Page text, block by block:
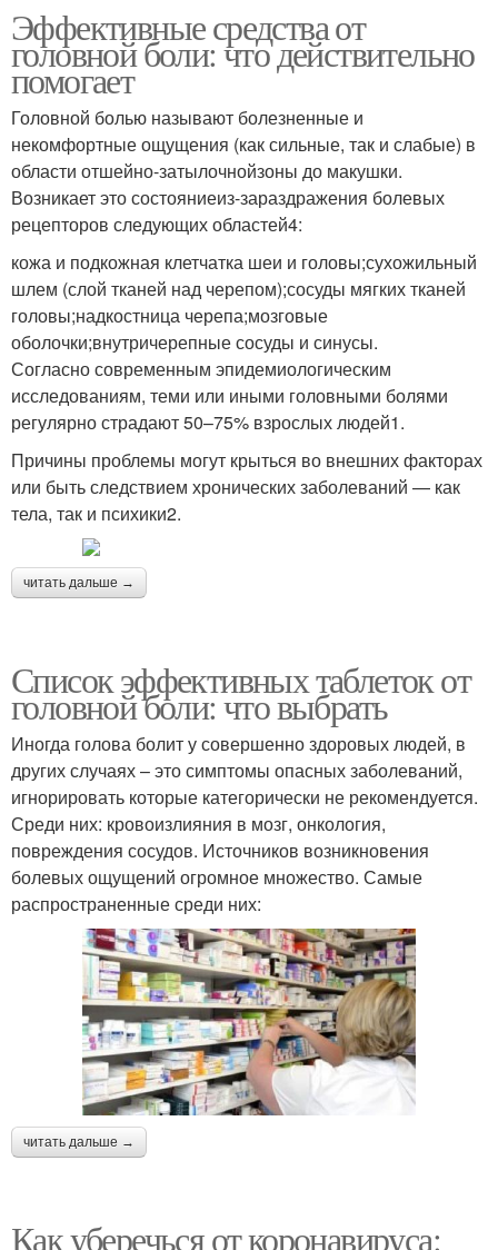
Эффективные средства от
головной боли: что действительно
помогает
Головной болью называют болезненные и
некомфортные ощущения (как сильные, так и слабые) в
области отшейно-затылочнойзоны до макушки.
Возникает это состояниеиз-зараздражения болевых
рецепторов следующих областей4:
кожа и подкожная клетчатка шеи и головы;сухожильный
шлем (слой тканей над черепом);сосуды мягких тканей
головы;надкостница черепа;мозговые
оболочки;внутричерепные сосуды и синусы.
Согласно современным эпидемиологическим
исследованиям, теми или иными головными болями
регулярно страдают 50–75% взрослых людей1.
Причины проблемы могут крыться во внешних факторах
или быть следствием хронических заболеваний — как
тела, так и психики2.
читать дальше →
Список эффективных таблеток от
головной боли: что выбрать
Иногда голова болит у совершенно здоровых людей, в
других случаях – это симптомы опасных заболеваний,
игнорировать которые категорически не рекомендуется.
Среди них: кровоизлияния в мозг, онкология,
повреждения сосудов. Источников возникновения
болевых ощущений огромное множество. Самые
распространенные среди них:
читать дальше →
Как уберечься от коронавируса: